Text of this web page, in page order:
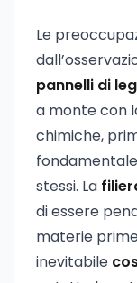
Le
pannelli di
a monte con
chimiche,
stessi. La
di essere
materie
inevitabile